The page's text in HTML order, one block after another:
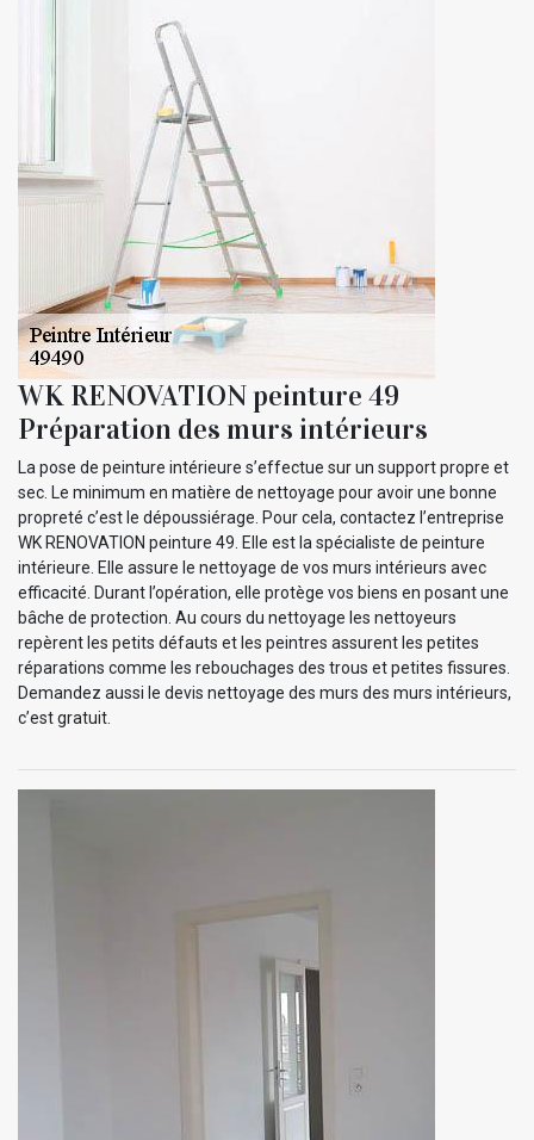
WK RENOVATION peinture 49
Préparation des murs intérieurs
La pose de peinture intérieure s’effectue sur un support propre et
sec. Le minimum en matière de nettoyage pour avoir une bonne
propreté c’est le dépoussiérage. Pour cela, contactez l’entreprise
WK RENOVATION peinture 49. Elle est la spécialiste de peinture
intérieure. Elle assure le nettoyage de vos murs intérieurs avec
efficacité. Durant l’opération, elle protège vos biens en posant une
bâche de protection. Au cours du nettoyage les nettoyeurs
repèrent les petits défauts et les peintres assurent les petites
réparations comme les rebouchages des trous et petites fissures.
Demandez aussi le devis nettoyage des murs des murs intérieurs,
c’est gratuit.